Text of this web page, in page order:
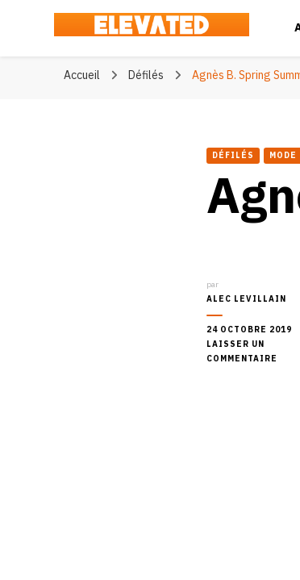
Elevated
Accueil Défilés Agnès B. Spring
DÉFILÉS MODE
par
ALEC LEVILLAIN
24 OCTOBRE 2019
LAISSER UN
COMMENTAIRE